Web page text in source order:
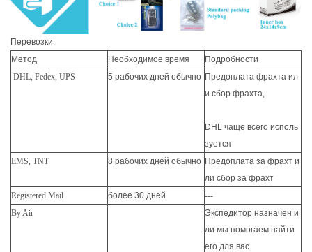
Перевозки:
Метод
Необходимое время
Подробности
DHL, Fedex, UPS
5 рабочих дней обычно Предоплата фрахта ил
и сбор фрахта,
DHL чаще всего исполь
зуется
EMS, TNT
8 рабочих дней обычно Предоплата за фрахт и
ли сбор за фрахт
Registered Mail
более 30 дней
---
By Air
Экспедитор назначен и
ли мы помогаем найти
его для вас